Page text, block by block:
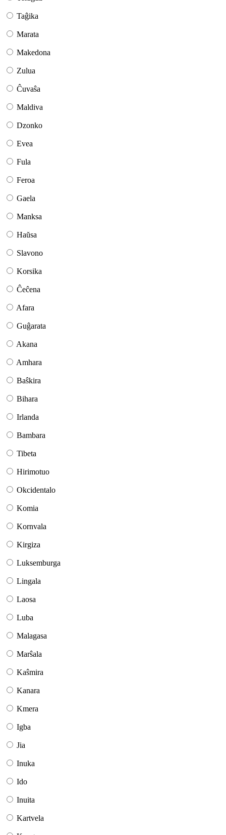
Taĝika
Marata
Makedona
Zulua
Ĉuvaŝa
Maldiva
Dzonko
Evea
Fula
Feroa
Gaela
Manksa
Haŭsa
Slavono
Korsika
Ĉeĉena
Afara
Guĝarata
Akana
Amhara
Baŝkira
Bihara
Irlanda
Bambara
Tibeta
Hirimotuo
Okcidentalo
Komia
Kornvala
Kirgiza
Luksemburga
Lingala
Laosa
Luba
Malagasa
Marŝala
Kaŝmira
Kanara
Kmera
Igba
Jia
Inuka
Ido
Inuita
Kartvela